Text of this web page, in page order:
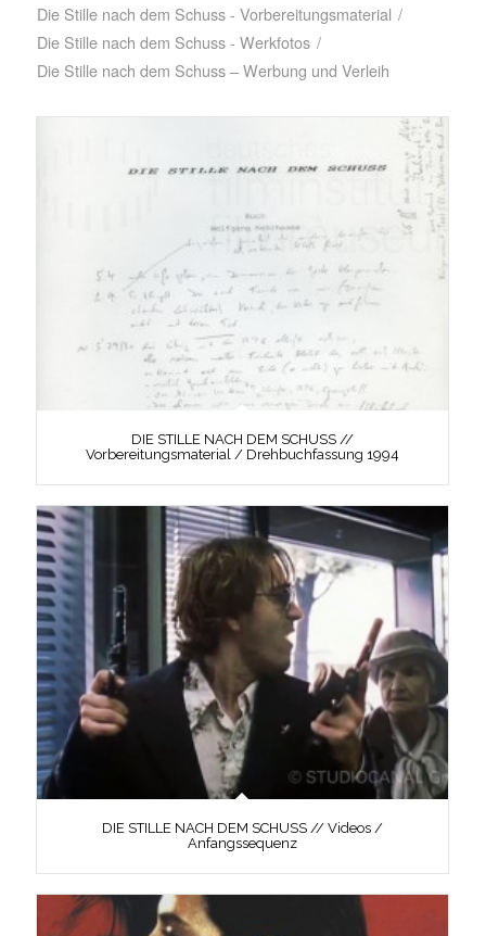
Die Stille nach dem Schuss - Vorbereitungsmaterial /
Die Stille nach dem Schuss - Werkfotos /
Die Stille nach dem Schuss – Werbung und Verleih
DIE STILLE NACH DEM SCHUSS //
Vorbereitungsmaterial / Drehbuchfassung 1994
DIE STILLE NACH DEM SCHUSS // Videos /
Anfangssequenz